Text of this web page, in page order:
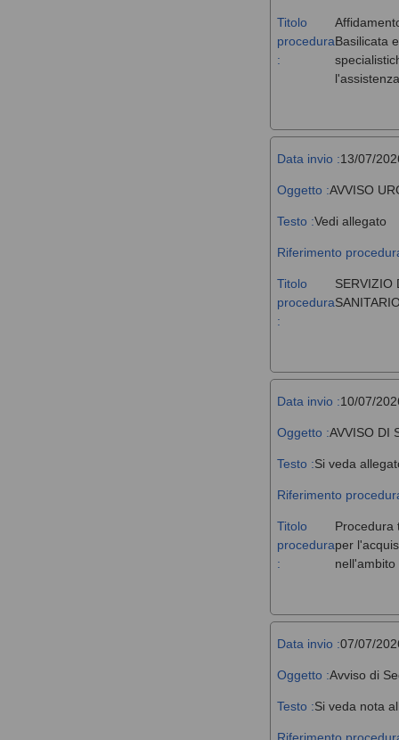
Titolo
procedura
:
Basilicata
Data invio :13/07/
Oggetto :AVVISO
Testo :Vedi allegato
Riferimento
Titolo
procedura
:
SERVIZIO
Data invio :10/07/
Oggetto :AVVISO DI
Testo :Si veda
Riferimento
Titolo
procedura
:
Procedura
per
Data invio :07/07/
Oggetto :Avviso di
Testo :Si veda nota